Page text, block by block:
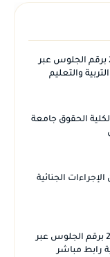
نتيجة الثانوية العامة 2026 برقم الجلوس عبر
والتعليم
لكلية الحقوق جامعة
من قانون الإجراءات الجنائية
نتيجة الثانوية الأزهرية 2026 برقم الجلوس عبر
رابط مباشر